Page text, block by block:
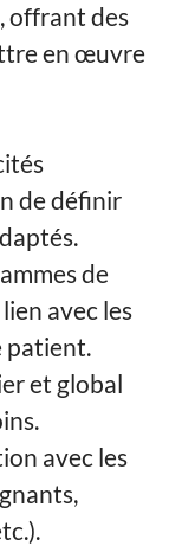
, offrant des
en œuvre
de définir
de
avec les
patient.
et global
avec les